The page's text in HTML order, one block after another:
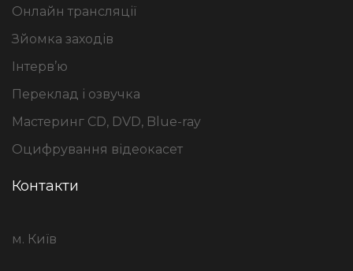
Онлайн трансляції
Зйомка заходів
Інтерв’ю
Переклад і озвучка
Мастеринг CD, DVD, Blue-ray
Оцифрування відеокасет
Контакти
м. Київ